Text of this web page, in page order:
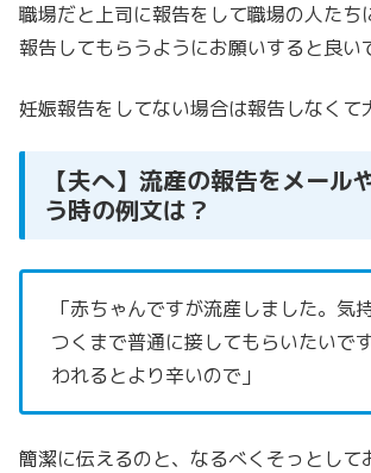
職場だと上司に報告をして職場の人たち
報告してもらうようにお願いすると良い
妊娠報告をしてない場合は報告しなくて
【夫へ】流産の報告をメール
う時の例文は？
「赤ちゃんですが流産しました。気
つくまで普通に接してもらいたいで
われるとより辛いので」
簡潔に伝えるのと、なるべくそっとして